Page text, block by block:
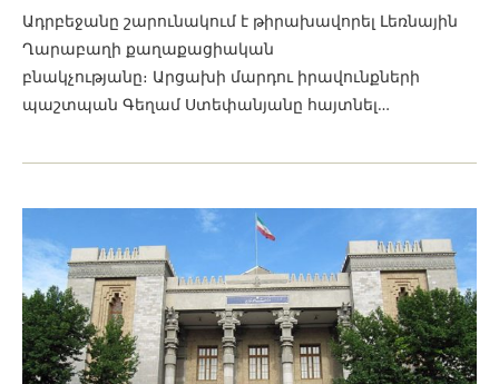
Ադրբեջանը շարունակում է թիրախավորել Լեռնային
Ղարաբաղի քաղաքացիական
բնակչությանը։ Արցախի մարդու իրավունքների
պաշտպան Գեղամ Ստեփանյանը հայտնել…